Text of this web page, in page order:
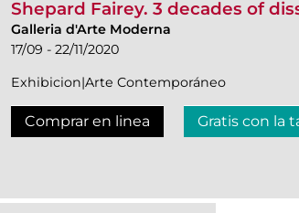
Shepard Fairey. 3 decades of
Galleria d'Arte Moderna
17/09 - 22/11/2020
Exhibicion|Arte Contemporáneo
Comprar en linea Gratis con la